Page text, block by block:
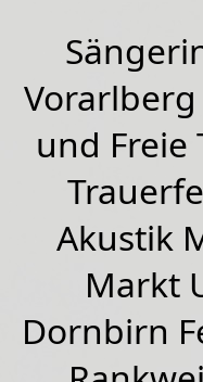
und Freie
Akustik
Markt
Dornbirn